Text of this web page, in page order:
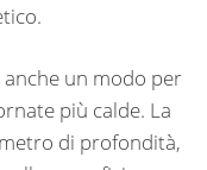
un modo per
più calde. La
di profondità,